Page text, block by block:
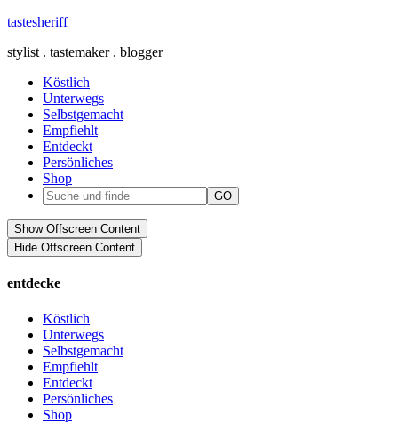
tastesheriff
stylist . tastemaker . blogger
Köstlich
Unterwegs
Selbstgemacht
Empfiehlt
Entdeckt
Persönliches
Shop
Show Offscreen Content
Hide Offscreen Content
entdecke
Köstlich
Unterwegs
Selbstgemacht
Empfiehlt
Entdeckt
Persönliches
Shop